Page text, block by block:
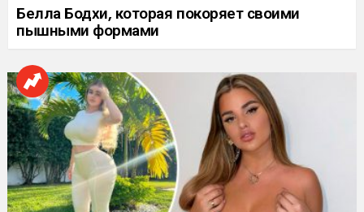
Белла Бодхи, которая покоряет своими
пышными формами